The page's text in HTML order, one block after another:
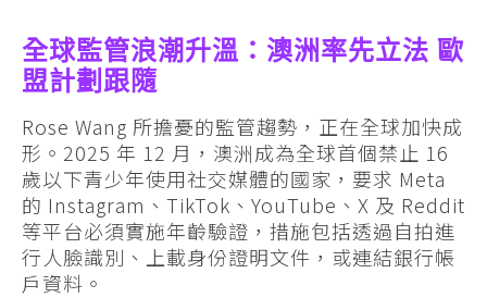
全球監管浪潮升溫：澳洲率先立法 歐
盟計劃跟隨
Rose Wang 所擔憂的監管趨勢，正在全球加快成
形。2025 年 12 月，澳洲成為全球首個禁止 16
歲以下青少年使用社交媒體的國家，要求 Meta
的 Instagram、TikTok、YouTube、X 及 Reddit
等平台必須實施年齡驗證，措施包括透過自拍進
行人臉識別、上載身份證明文件，或連結銀行帳
戶資料。